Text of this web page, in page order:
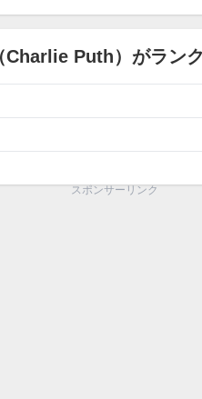
Charlie Puth）がラン
スポンサーリンク